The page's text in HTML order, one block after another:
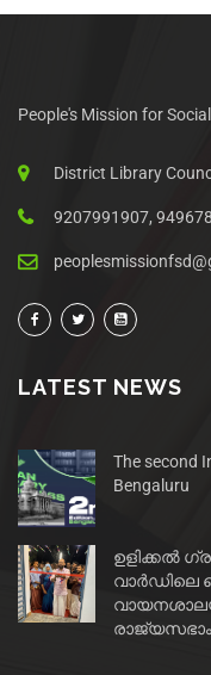
People's Mission for
District Library
9207991907,
LATEST NEWS
The second
Bengaluru
ഉളിക്കൽ
വാർഡിലെ